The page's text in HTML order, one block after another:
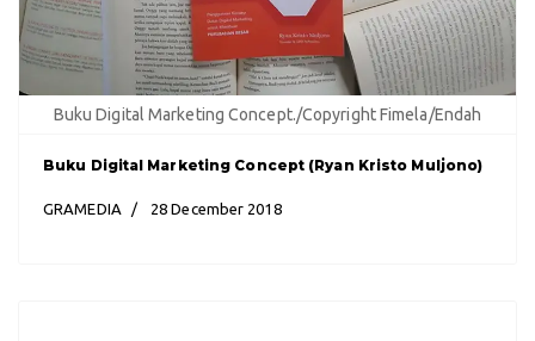
Buku Digital Marketing Concept./Copyright Fimela/Endah
Buku Digital Marketing Concept (Ryan Kristo Muljono)
GRAMEDIA 28 December 2018